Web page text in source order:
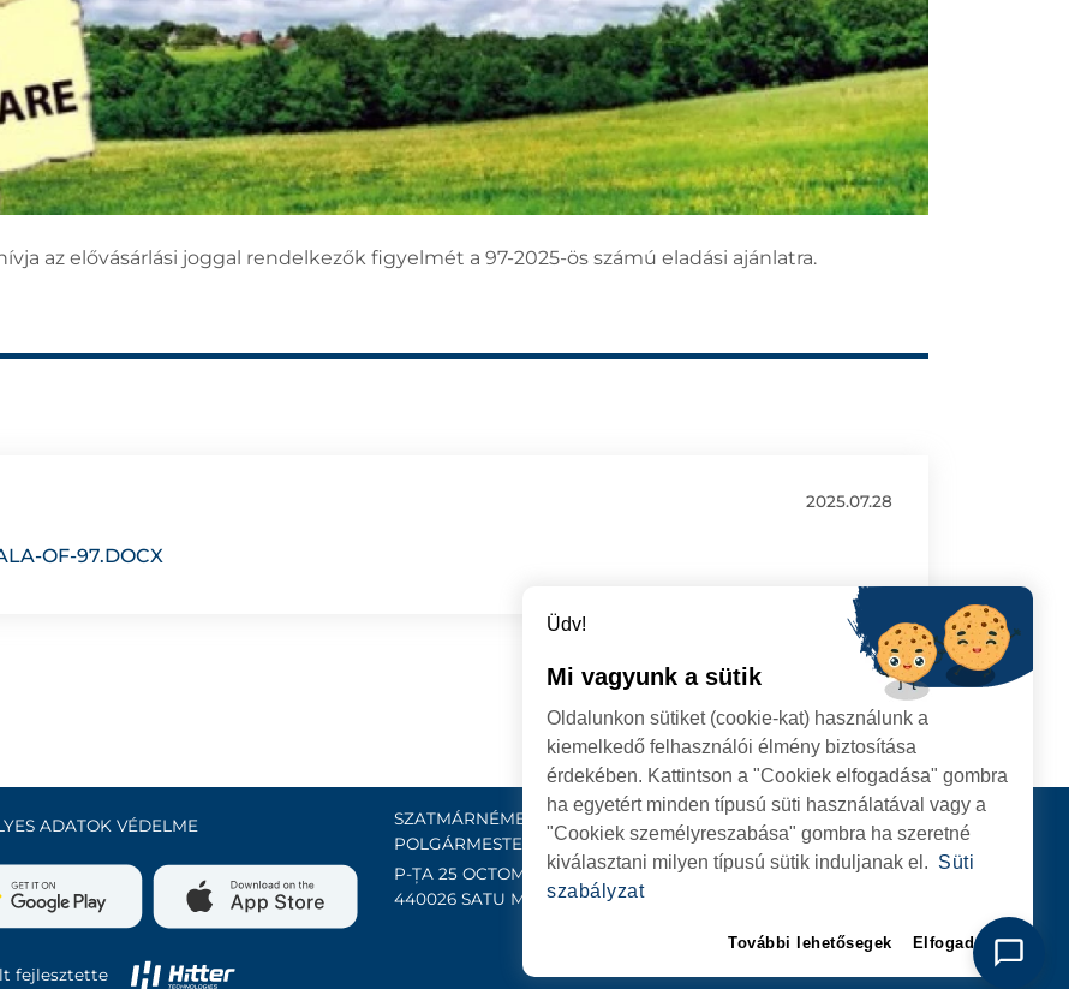
az elővásárlási joggal rendelkezők figyelmét a 97-2025-ös számú eladási ajánlatra.
2025.07.28
OF-97.DOCX
ADATOK VÉDELME
fejlesztette
SZATMÁRNÉMETI
POLGÁRMESTERI HIVATAL
P-ȚA 25 OCTOMBRIE, NR. 1 CORP M,
440026 SATU MARE
Kapcsolat
KÖVESSENEK
Üdv!
Mi vagyunk a sütik
Oldalunkon sütiket (cookie-kat) használunk a
kiemelkedő felhasználói élmény biztosítása
érdekében. Kattintson a "Cookiek elfogadása" gombra
ha egyetért minden típusú süti használatával vagy a
"Cookiek személyreszabása" gombra ha szeretné
kiválasztani milyen típusú sütik induljanak el. Süti
szabályzat
További lehetősegek Elfogadom